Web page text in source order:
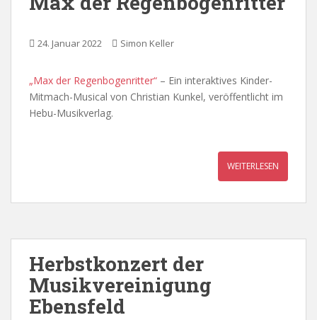
24. Januar 2022 Simon Keller
„Max der Regenbogenritter“ – Ein interaktives Kinder-
Mitmach-Musical von Christian Kunkel, veröffentlicht im
Hebu-Musikverlag.
WEITERLESEN
Herbstkonzert der
Musikvereinigung
Ebensfeld